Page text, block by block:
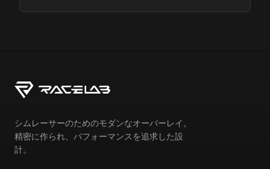
シムレーサーのためのモダンなオーバーレイ。
精密に作られ、パフォーマンスを追求した設
計。